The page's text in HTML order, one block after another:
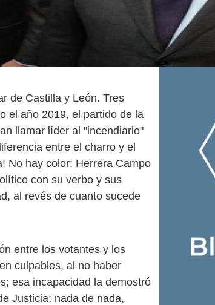
de Castilla y León. Tres
el año 2019, el partido de la
llamar líder al "incendiario"
entre el charro y el
No hay color: Herrera Campo
con su verbo y sus
al revés de cuanto sucede
entre los votantes y los
culpables, al no haber
esa incapacidad la demostró
Justicia: nada de nada,